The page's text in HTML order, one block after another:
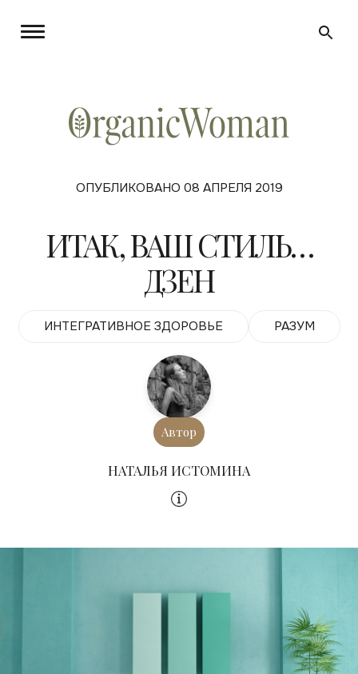
ОПУБЛИКОВАНО 08 АПРЕЛЯ 2019
ИТАК, ВАШ СТИЛЬ…
ДЗЕН
ИНТЕГРАТИВНОЕ ЗДОРОВЬЕ РАЗУМ
Автор
НАТАЛЬЯ ИСТОМИНА